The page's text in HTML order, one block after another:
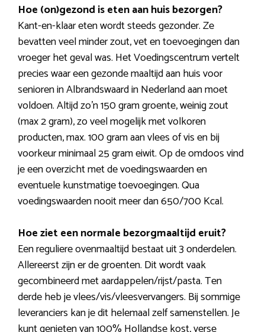
Hoe (on)gezond is eten aan huis bezorgen?
Kant-en-klaar eten wordt steeds gezonder. Ze
bevatten veel minder zout, vet en toevoegingen dan
vroeger het geval was. Het Voedingscentrum vertelt
precies waar een gezonde maaltijd aan huis voor
senioren in Albrandswaard in Nederland aan moet
voldoen. Altijd zo’n 150 gram groente, weinig zout
(max 2 gram), zo veel mogelijk met volkoren
producten, max. 100 gram aan vlees of vis en bij
voorkeur minimaal 25 gram eiwit. Op de omdoos vind
je een overzicht met de voedingswaarden en
eventuele kunstmatige toevoegingen. Qua
voedingswaarden nooit meer dan 650/700 Kcal.
Hoe ziet een normale bezorgmaaltijd eruit?
Een reguliere ovenmaaltijd bestaat uit 3 onderdelen.
Allereerst zijn er de groenten. Dit wordt vaak
gecombineerd met aardappelen/rijst/pasta. Ten
derde heb je vlees/vis/vleesvervangers. Bij sommige
leveranciers kan je dit helemaal zelf samenstellen. Je